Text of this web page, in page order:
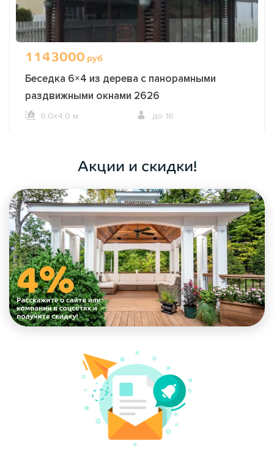
1143000 руб
Беседка 6×4 из дерева с панорамными
раздвижными окнами 2626
6,0х4,0 м. до 16
Акции и скидки!